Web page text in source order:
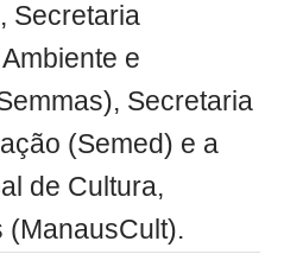
Secretaria
e
Secretaria
(Semed) e a
de Cultura,
(ManausCult).